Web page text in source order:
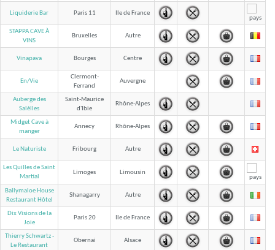
Liquiderie Bar Paris 11 Ile de France
STAPPA CAVE À
VINS
Bruxelles Autre
Vinapava Bourges Centre
En/Vie
Clermont-
Ferrand
Auvergne
Auberge des
Salèlles
Saint-Maurice
d'Ibie
Rhône-Alpes
Midget Cave à
manger
Annecy Rhône-Alpes
Le Naturiste Fribourg Autre
Les Quilles de Saint
Martial
Limoges Limousin
Ballymaloe House
Restaurant Hôtel
Shanagarry Autre
Dix Visions de la
Joie
Paris 20 Ile de France
Thierry Schwartz -
Le Restaurant
Obernai Alsace